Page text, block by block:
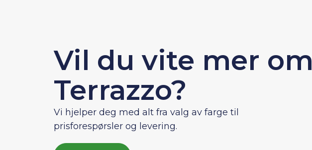
Vil du vite mer om
Terrazzo?
Vi hjelper deg med alt fra valg av farge til
prisforespørsler og levering.